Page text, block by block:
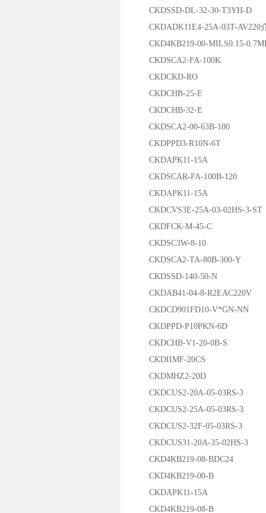
CKDSSD-DL-32-30-T3YH-D
CKDADK11E4-25A-03T-AV220
CKD4KB219-00-MILS0.15-
CKDSCA2-FA-100K
CKDCKD-RO
CKDCHB-25-E
CKDCHB-32-E
CKDSCA2-00-63B-100
CKDPPD3-R10N-6T
CKDAPK11-15A
CKDSCAR-FA-100B-120
CKDAPK11-15A
CKDCVS3E-25A-03-02HS-3-ST
CKDFCK-M-45-C
CKDSC3W-8-10
CKDSCA2-TA-80B-300-Y
CKDSSD-140-50-N
CKDAB41-04-8-R2EAC220V
CKDCD901FD10-V*GN-NN
CKDPPD-P10PKN-6D
CKDCHB-V1-20-0B-S
CKDIIMF-20CS
CKDMHZ2-20D
CKDCUS2-20A-05-03RS-3
CKDCUS2-25A-05-03RS-3
CKDCUS2-32F-05-03RS-3
CKDCUS31-20A-35-02HS-3
CKD4KB219-08-BDC24
CKD4KB219-00-B
CKDAPK11-15A
CKD4KB219-08-B